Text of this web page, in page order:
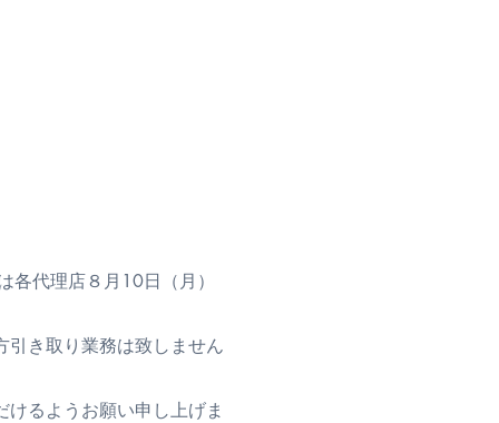
各代理店８月10日（月）
引き取り業務は致しません
るようお願い申し上げま